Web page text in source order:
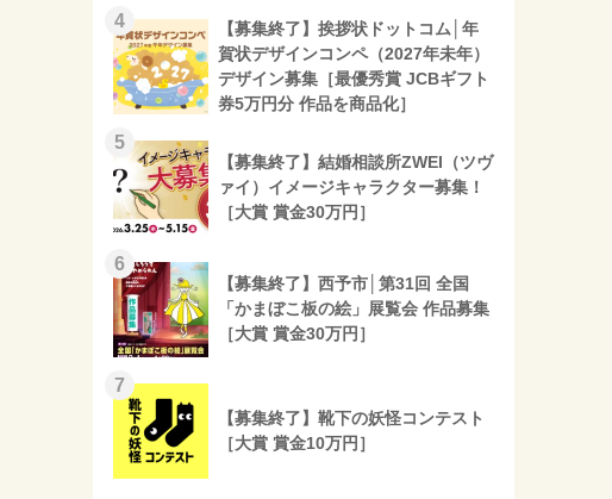
4
【募集終了】挨拶状ドットコム│年
賀状デザインコンペ（2027年未年）
デザイン募集［最優秀賞 JCBギフト
券5万円分 作品を商品化］
5
【募集終了】結婚相談所ZWEI（ツヴ
ァイ）イメージキャラクター募集！
［大賞 賞金30万円］
6
【募集終了】西予市│第31回 全国
「かまぼこ板の絵」展覧会 作品募集
［大賞 賞金30万円］
7
【募集終了】靴下の妖怪コンテスト
［大賞 賞金10万円］